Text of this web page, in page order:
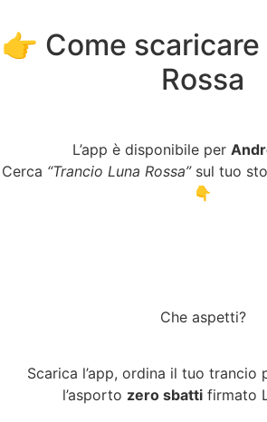
👉 Come scaricare
Rossa
L’app è disponibile per
Cerca “Trancio Luna Rossa”sul tuo
👇
Che aspetti?
Scarica l’app, ordina il tuo
l’asporto zero sbatti firmato